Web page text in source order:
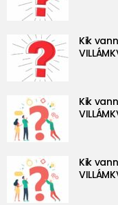
Kik
Kik
Kik